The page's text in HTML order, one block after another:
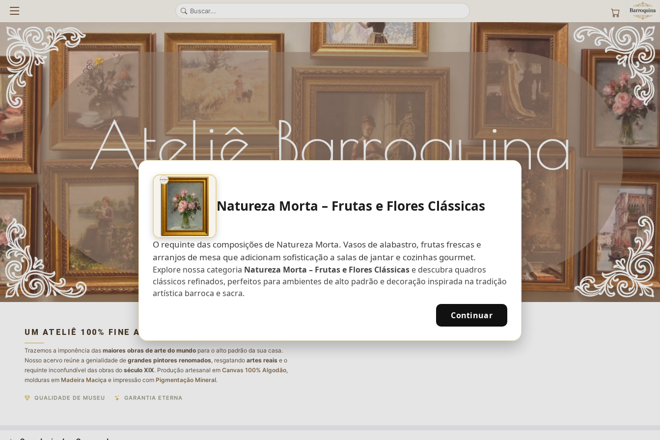
Natureza Morta – Frutas e Flores Clássicas
O requinte das composições de Natureza Morta. Vasos de alabastro, frutas frescas e
arranjos de mesa que adicionam sofisticação a salas de jantar e cozinhas gourmet.
Explore nossa categoria Natureza Morta – Frutas e Flores Clássicas e descubra quadros
clássicos refinados, perfeitos para ambientes de alto padrão e decoração inspirada na tradição
artística barroca e sacra.
Continuar
UM ATELIÊ 100% FINE ART
Trazemos a imponência das maiores obras de arte do mundo para o alto padrão da sua casa.
Nosso acervo reúne a genialidade de grandes pintores renomados, resgatando artes reais e o
requinte inconfundível das obras do século XIX. Produção artesanal em Canvas 100% Algodão,
molduras em Madeira Maciça e impressão com Pigmentação Mineral.
QUALIDADE DE MUSEU GARANTIA ETERNA